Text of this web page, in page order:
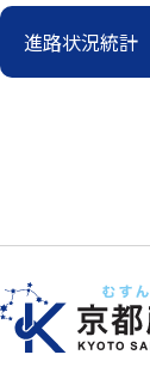
進路状況統計